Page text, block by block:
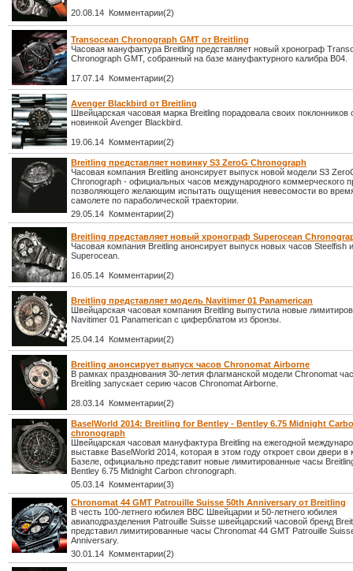
20.08.14 Комментарии(2)
Transocean Chronograph GMT от Breitling
Часовая мануфактура Breitling представляет новый хронограф
Chronograph GMT, собранный на базе мануфактурного калибра В04.
17.07.14 Комментарии(2)
Avenger Blackbird от Breitling
Швейцарская часовая марка Breitling порадовала своих поклонников
новинкой Avenger Blackbird.
19.06.14 Комментарии(2)
Breitling представляет новинку S3 ZeroG Chronograph
Часовая компания Breitling анонсирует выпуск новой модели S3
Chronograph - официальных часов международного коммерческого
позволяющего желающим испытать ощущения невесомости во
самолете по параболической траектории.
29.05.14 Комментарии(2)
Breitling представляет новый хронограф Superocean
Часовая компания Breitling анонсирует выпуск новых часов Steelfish
Superocean.
16.05.14 Комментарии(2)
Breitling представляет модель Navitimer 01 Panamerican
Швейцарская часовая компания Breitling выпустила новые
Navitimer 01 Panamerican с циферблатом из бронзы.
25.04.14 Комментарии(2)
Breitling анонсирует выпуск часов Chronomat Airborne
В рамках празднования 30-летия флагманской модели Chronomat
Breitling запускает серию часов Chronomat Airborne.
28.03.14 Комментарии(2)
BaselWorld 2014: Breitling for Bentley - Bentley 6.75 Midnight
chronograph
Швейцарская часовая мануфактура Breitling на ежегодной
выставке BaselWorld 2014, которая в этом году откроет свои двери в
Базеле, официально представит новые лимитированные часы
Bentley 6.75 Midnight Carbon chronograph.
05.03.14 Комментарии(3)
Chronomat 44 GMT Patrouille Suisse 50th Anniversary от Breitling
В честь 100-летнего юбилея ВВС Швейцарии и 50-летнего юбилея
авиаподразделения Patrouille Suisse швейцарский часовой бренд
представил лимитированные часы Chronomat 44 GMT Patrouille
Anniversary.
30.01.14 Комментарии(2)